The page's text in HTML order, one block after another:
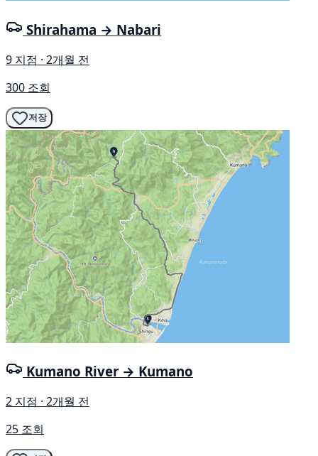
Shirahama → Nabari
9 지점 · 2개월 전
300 조회
저장
Kumano River → Kumano
2 지점 · 2개월 전
25 조회